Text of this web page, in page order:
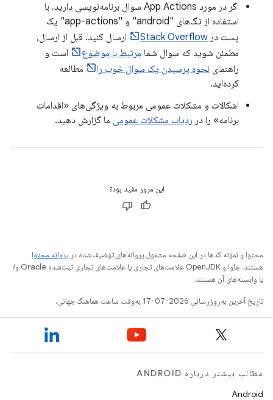
اگر در مورد App Actions سوال برنامه‌نویسی دارید، با
استفاده از تگ‌های "android" و "app-actions" یک
پست در Stack Overflow
ارسال کنید. قبل از ارسال،
مطمئن شوید که سوال شما مرتبط با موضوع
است و
راهنمای نحوه پرسیدن یک سوال خوب را
مطالعه
کرده‌اید.
اشکالات و مشکلات عمومی مربوط به ویژگی‌های «اقدامات
برنامه» را در ردیاب مشکلات عمومی ما گزارش دهید.
این مرور مفید بود؟
محتوا و نمونه کدها در این صفحه مشمول پروانه‌های توصیف‌شده در پروانه محتوا
هستند. جاوا و OpenJDK علامت‌های تجاری یا علامت‌های تجاری ثبت‌شده Oracle و/
یا وابسته‌های آن هستند.
تاریخ آخرین به‌روزرسانی 2026-07-17 به‌وقت ساعت هماهنگ جهانی.
مطالب بیشتر درباره ANDROID
Android